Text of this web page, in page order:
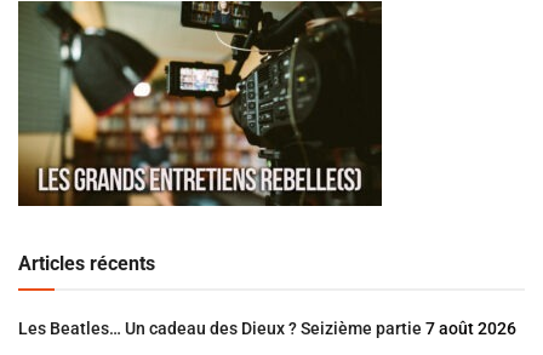
Articles récents
Les Beatles… Un cadeau des Dieux ? Seizième partie 7 août 2026